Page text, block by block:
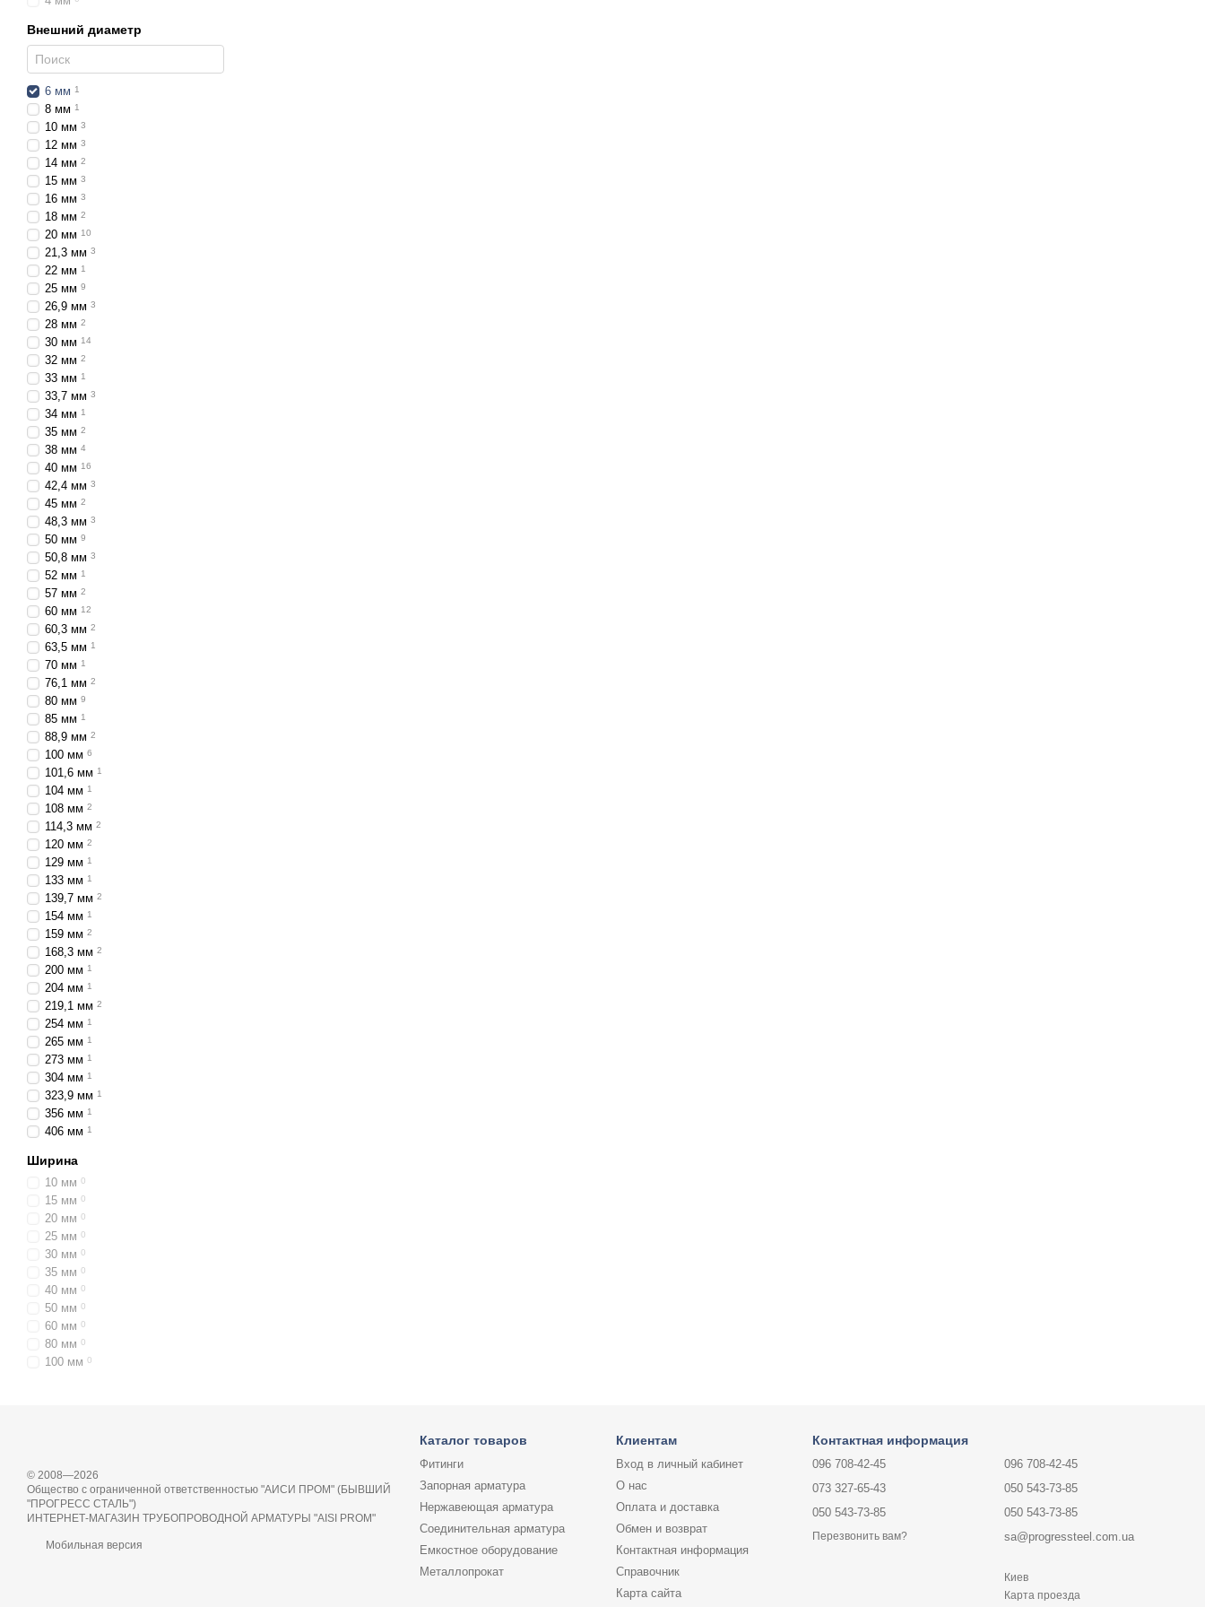
Внешний диаметр
6 мм 1
8 мм 1
10 мм 3
12 мм 3
14 мм 2
15 мм 3
16 мм 3
18 мм 2
20 мм 10
21,3 мм 3
22 мм 1
25 мм 9
26,9 мм 3
28 мм 2
30 мм 14
32 мм 2
33 мм 1
33,7 мм 3
34 мм 1
35 мм 2
38 мм 4
40 мм 16
42,4 мм 3
45 мм 2
48,3 мм 3
50 мм 9
50,8 мм 3
52 мм 1
57 мм 2
60 мм 12
60,3 мм 2
63,5 мм 1
70 мм 1
76,1 мм 2
80 мм 9
85 мм 1
88,9 мм 2
100 мм 6
101,6 мм 1
104 мм 1
108 мм 2
114,3 мм 2
120 мм 2
129 мм 1
133 мм 1
139,7 мм 2
154 мм 1
159 мм 2
168,3 мм 2
200 мм 1
204 мм 1
219,1 мм 2
254 мм 1
265 мм 1
273 мм 1
304 мм 1
323,9 мм 1
356 мм 1
406 мм 1
Ширина
10 мм 0
15 мм 0
20 мм 0
25 мм 0
30 мм 0
35 мм 0
40 мм 0
50 мм 0
60 мм 0
80 мм 0
100 мм 0
© 2008—2026
Общество с ограниченной ответственностью "АИСИ ПРОМ" (БЫВШИЙ
"ПРОГРЕСС СТАЛЬ")
ИНТЕРНЕТ-МАГАЗИН ТРУБОПРОВОДНОЙ АРМАТУРЫ "AISI PROM"
Мобильная версия
Каталог товаров
Фитинги
Запорная арматура
Нержавеющая арматура
Соединительная арматура
Емкостное оборудование
Металлопрокат
Клиентам
Вход в личный кабинет
О нас
Оплата и доставка
Обмен и возврат
Контактная информация
Справочник
Карта сайта
Контактная информация
096 708-42-45
073 327-65-43
050 543-73-85
Перезвонить вам?
096 708-42-45
050 543-73-85
050 543-73-85
sa@progressteel.com.ua
Киев
Карта проезда